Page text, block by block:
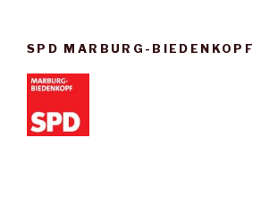
SPD MARBURG-BIEDENKOPF